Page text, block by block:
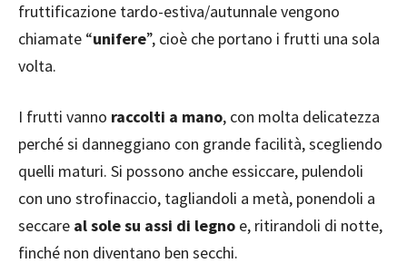
fruttificazione tardo-estiva/autunnale vengono
chiamate “unifere”, cioè che portano i frutti una sola
volta.
I frutti vanno raccolti a mano, con molta delicatezza
perché si danneggiano con grande facilità, scegliendo
quelli maturi. Si possono anche essiccare, pulendoli
con uno strofinaccio, tagliandoli a metà, ponendoli a
seccare al sole su assi di legno e, ritirandoli di notte,
finché non diventano ben secchi.